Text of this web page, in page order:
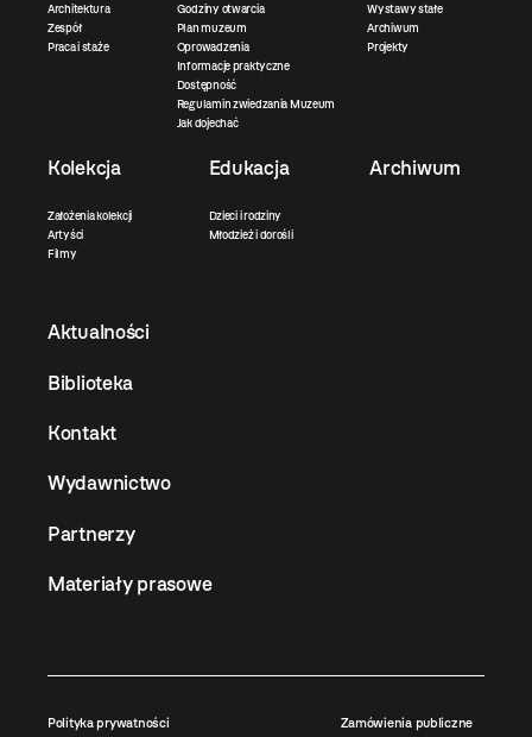
Architektura
Zespół
Praca i staże
Godziny otwarcia
Plan muzeum
Oprowadzenia
Informacje praktyczne
Dostępność
Regulamin zwiedzania Muzeum
Jak dojechać
Wystawy stałe
Archiwum
Projekty
Kolekcja
Założenia kolekcji
Artyści
Filmy
Edukacja
Dzieci i rodziny
Młodzież i dorośli
Archiwum
Aktualności
Biblioteka
Kontakt
Wydawnictwo
Partnerzy
Materiały prasowe
Polityka prywatności Zamówienia publiczne